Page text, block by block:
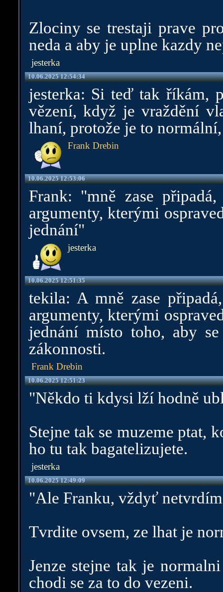
Zlociny se trestaji prave
neda a aby je uplne kazdy
jesterka
10.06.2025 12:54:34
jesterka: Si teď tak říkám,
vězení, když je vraždění
lhaní, protože je to
Frank Drebin
10.06.2025 12:53:06
Frank: "mně zase
argumenty, kterými
jednání"
jesterka
10.06.2025 12:51:35
tekila: A mně zase
argumenty, kterými
jednání místo toho, aby
zákonnosti.
Frank Drebin
10.06.2025 12:51:23
"Někdo ti kdysi lží hodně
Stejne tak se muzeme ptat,
ho tu tak bagatelizujete.
jesterka
10.06.2025 12:49:09
"Ale Franku, vždyť
Tvrdite ovsem, ze lhat je
Jenze stejne tak je
chodi se za to do vezeni.